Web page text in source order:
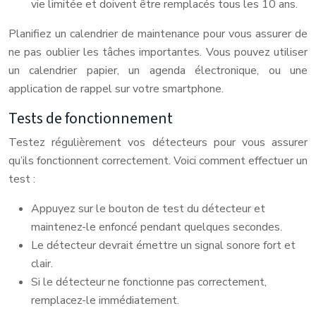
vie limitée et doivent être remplacés tous les 10 ans.
Planifiez un calendrier de maintenance pour vous assurer de
ne pas oublier les tâches importantes. Vous pouvez utiliser
un calendrier papier, un agenda électronique, ou une
application de rappel sur votre smartphone.
Tests de fonctionnement
Testez régulièrement vos détecteurs pour vous assurer
qu’ils fonctionnent correctement. Voici comment effectuer un
test :
Appuyez sur le bouton de test du détecteur et
maintenez-le enfoncé pendant quelques secondes.
Le détecteur devrait émettre un signal sonore fort et
clair.
Si le détecteur ne fonctionne pas correctement,
remplacez-le immédiatement.